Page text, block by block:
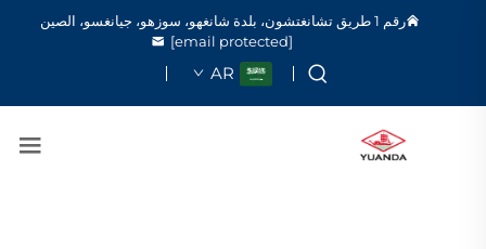
رقم 1 طريق تشانغتشون، بلدة شانغهو، سوزهو، جيانغسو، الصين
[email protected]
AR